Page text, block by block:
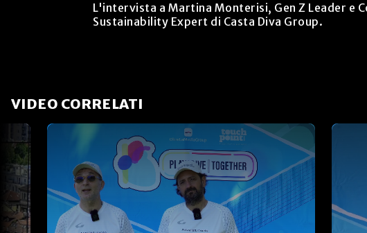
L'intervista a Martina Monterisi, Gen Z Leader e
Sustainability Expert di Casta Diva Group.
VIDEO CORRELATI